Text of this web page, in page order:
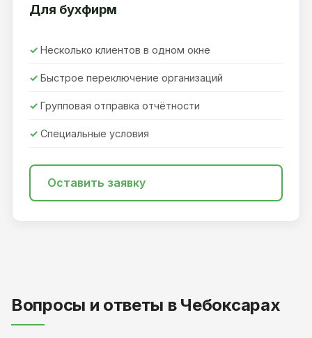
Для бухфирм
Несколько клиентов в одном окне
Быстрое переключение организаций
Групповая отправка отчётности
Специальные условия
Оставить заявку
Вопросы и ответы в Чебоксарах